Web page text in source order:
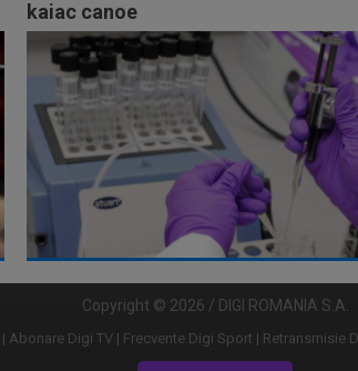
kaiac canoe
Copyright © 2026 / DIGI ROMANIA S.A.
Abonare Digi TV Frecvente Digi Sport Retransmisie